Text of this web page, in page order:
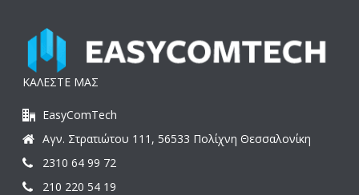
ΚΑΛΕΣΤΕ ΜΑΣ
EasyComTech
Αγν. Στρατιώτου 111, 56533 Πολίχνη Θεσσαλονίκη
2310 64 99 72
210 220 54 19